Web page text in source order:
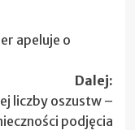
apeluje o
Dalej:
liczby oszustw –
podjęcia